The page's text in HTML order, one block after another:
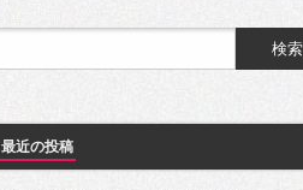
最近の投稿